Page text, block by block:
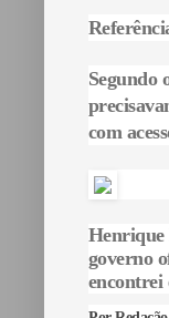
Segundo
com
Henrique
governo
encontrei